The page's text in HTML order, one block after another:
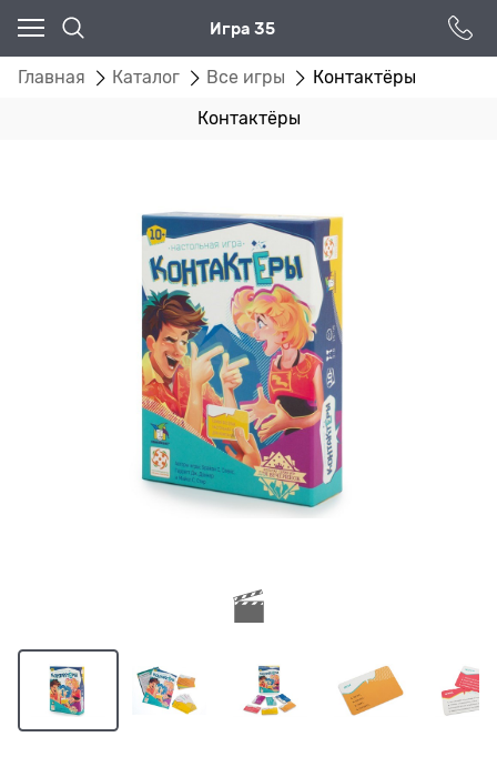
Игра 35
Главная Каталог Все игры Контактёры
Контактёры